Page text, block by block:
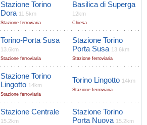
Stazione Torino
Dora 11.5km
Stazione ferroviaria
Basilica di Superga
12km
Chiesa
Torino-Porta Susa
13.6km
Stazione ferroviaria
Stazione Torino
Porta Susa 13.6km
Stazione ferroviaria
Stazione Torino
Lingotto 14km
Stazione ferroviaria
Torino Lingotto 14km
Stazione ferroviaria
Stazione Centrale
15.2km
Stazione Torino
Porta Nuova 15.2km